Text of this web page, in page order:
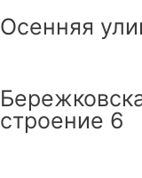
Осенняя
строение 6